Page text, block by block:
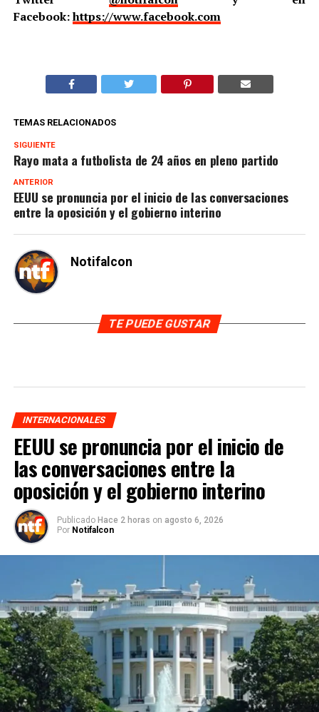
Facebook:https://www.facebook.com
TEMAS RELACIONADOS
SIGUIENTE
Rayo mata a futbolista de 24 años en pleno partido
ANTERIOR
EEUU se pronuncia por el inicio de las conversaciones
entre la oposición y el gobierno interino
Notifalcon
TE PUEDE GUSTAR
INTERNACIONALES
EEUU se pronuncia por el inicio de
las conversaciones entre la
oposición y el gobierno interino
Publicado Hace 2 horas on agosto 6, 2026
Por Notifalcon